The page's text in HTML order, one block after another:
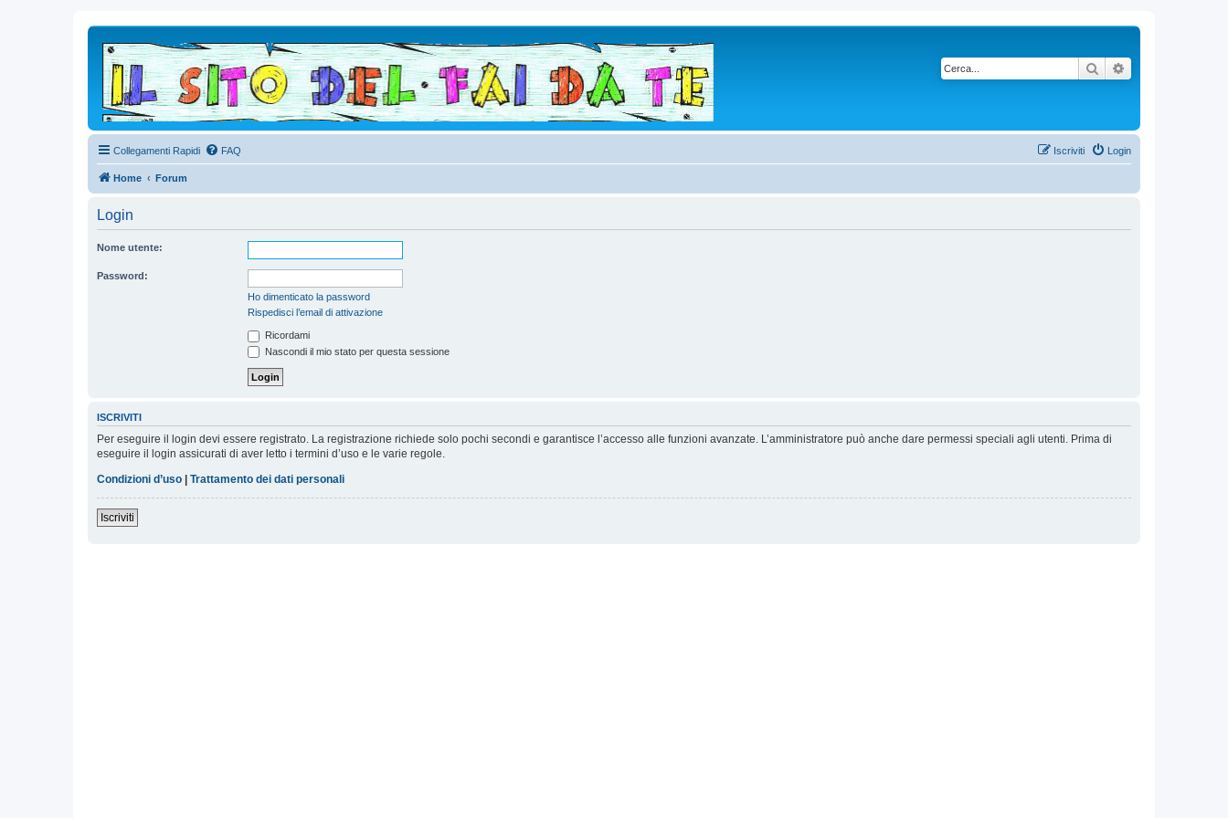
Cerca
Collegamenti Rapidi FAQ Login
Iscriviti
Home Forum
Login
Nome utente:
Password:
Ho dimenticato la password
Rispedisci l’email di attivazione
Ricordami
Nascondi il mio stato per questa sessione
ISCRIVITI
Per eseguire il login devi essere registrato. La registrazione richiede solo pochi secondi e garantisce l’accesso alle funzioni avanzate. L’amministratore può anche dare permessi speciali agli utenti. Prima di
eseguire il login assicurati di aver letto i termini d’uso e le varie regole.
Condizioni d’uso | Trattamento dei dati personali
Iscriviti